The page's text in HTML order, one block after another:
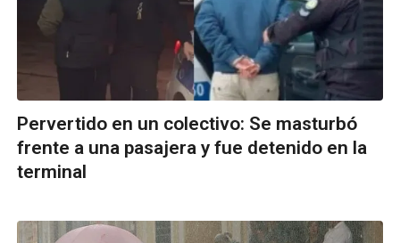
Pervertido en un colectivo: Se masturbó
frente a una pasajera y fue detenido en la
terminal